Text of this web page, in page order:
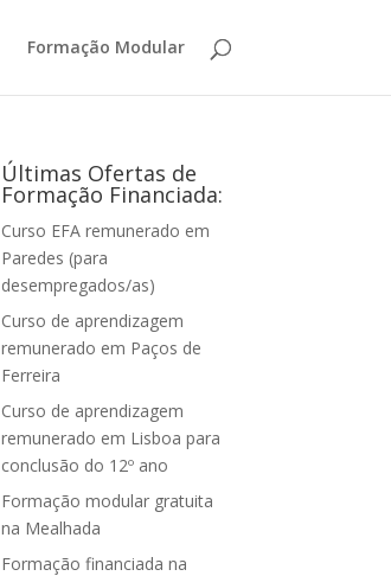
Formação Modular
Últimas Ofertas de
Formação Financiada:
Curso EFA remunerado em
Paredes (para
desempregados/as)
Curso de aprendizagem
remunerado em Paços de
Ferreira
Curso de aprendizagem
remunerado em Lisboa para
conclusão do 12º ano
Formação modular gratuita
na Mealhada
Formação financiada na